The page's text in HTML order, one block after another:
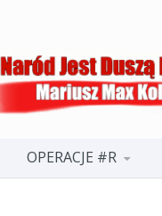
OPERACJE #R